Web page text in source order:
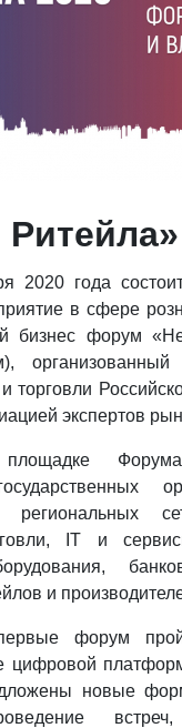
2020 года
в сфере
бизнес форум
организованный
торговли
экспертов
Форума
IT и
и
форум
цифровой
новые